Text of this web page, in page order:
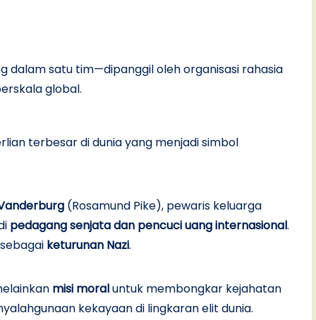
dalam satu tim—dipanggil oleh organisasi rahasia
global.
terbesar di dunia yang menjadi simbol
(Rosamund Pike), pewaris keluarga
pedagang senjata dan pencuci uang internasional.
keturunan Nazi.
misi moraluntuk membongkar kejahatan
kekayaan di lingkaran elit dunia.